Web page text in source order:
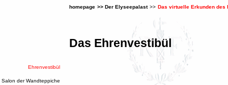
homepage >> Der Elyseepalast >> Das virtuelle Erkunden des
Das Ehrenvestibül
Ehrenvestibül
Salon der Wandteppiche